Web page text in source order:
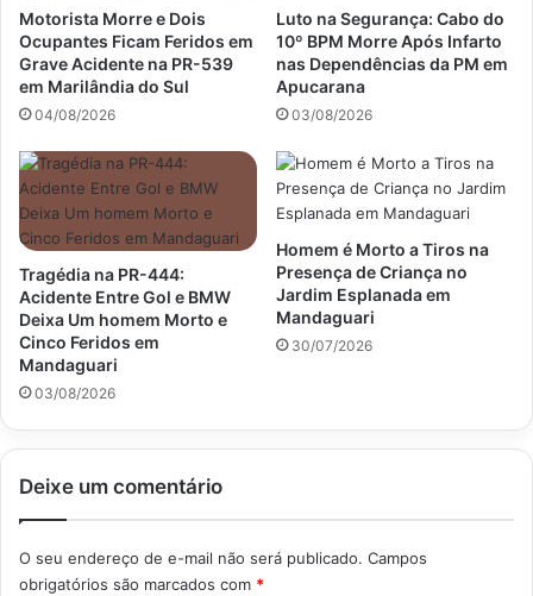
Motorista Morre e Dois
Ocupantes Ficam Feridos em
Grave Acidente na PR-539
em Marilândia do Sul
04/08/2026
Luto na Segurança: Cabo do
10º BPM Morre Após Infarto
nas Dependências da PM em
Apucarana
03/08/2026
Tragédia na PR-444:
Acidente Entre Gol e BMW
Deixa Um homem Morto e
Cinco Feridos em
Mandaguari
03/08/2026
Homem é Morto a Tiros na
Presença de Criança no
Jardim Esplanada em
Mandaguari
30/07/2026
Deixe um comentário
O seu endereço de e-mail não será publicado. Campos
obrigatórios são marcados com *